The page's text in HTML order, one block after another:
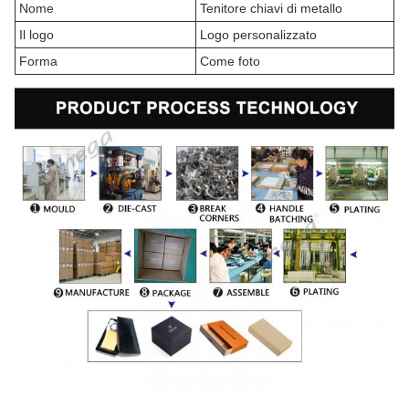
Nome
Tenitore chiavi di metallo
Il logo
Logo personalizzato
Forma
Come foto